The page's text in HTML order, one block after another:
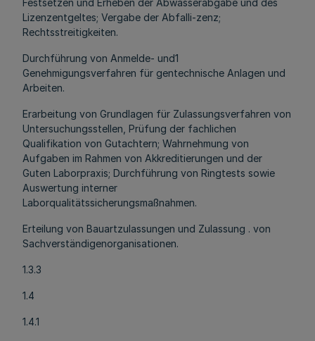
Festsetzen und Erheben der Abwässerabgabe und des
Lizenzentgeltes; Vergabe der Abfalli-zenz;
Rechtsstreitigkeiten.
Durchführung von Anmelde- und1
Genehmigungsverfahren für gentechnische Anlagen und
Arbeiten.
Erarbeitung von Grundlagen für Zulassungsverfahren von
Untersuchungsstellen, Prüfung der fachlichen
Qualifikation von Gutachtern; Wahrnehmung von
Aufgaben im Rahmen von Akkreditierungen und der
Guten Laborpraxis; Durchführung von Ringtests sowie
Auswertung interner
Laborqualitätssicherungsmaßnahmen.
Erteilung von Bauartzulassungen und Zulassung . von
Sachverständigenorganisationen.
1.3.3
1.4
1.4.1